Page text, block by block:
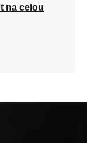
na celou